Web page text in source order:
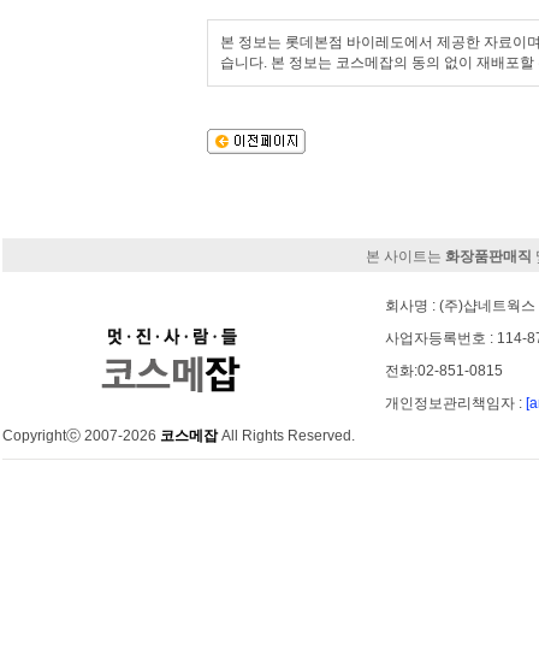
본 정보는 롯데본점 바이레도에서 제공한 자료이
습니다. 본 정보는 코스메잡의 동의 없이 재배포할
본 사이트는 화장품판매직
회사명 : (주)샵네트웍
사업자등록번호 : 114-
전화:02-851-0815
개인정보관리책임자 :
Copyrightⓒ 2007-2026 코스메잡All Rights Reserved.